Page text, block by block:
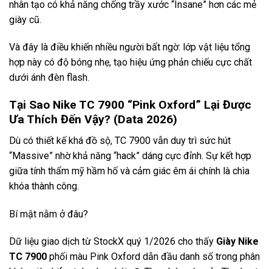
nhân tạo có khả năng chống trầy xước “Insane” hơn các mẻ
giày cũ.
Và đây là điều khiến nhiều người bất ngờ: lớp vật liệu tổng
hợp này có độ bóng nhẹ, tạo hiệu ứng phản chiếu cực chất
dưới ánh đèn flash.
Tại Sao Nike TC 7900 “Pink Oxford” Lại Được
Ưa Thích Đến Vậy? (Data 2026)
Dù có thiết kế khá đồ sộ, TC 7900 vẫn duy trì sức hút
“Massive” nhờ khả năng “hack” dáng cực đỉnh. Sự kết hợp
giữa tính thẩm mỹ hầm hố và cảm giác êm ái chính là chìa
khóa thành công.
Bí mật nằm ở đâu?
Dữ liệu giao dịch từ StockX quý 1/2026 cho thấy Giày Nike
TC 7900 phối màu Pink Oxford dẫn đầu danh số trong phân